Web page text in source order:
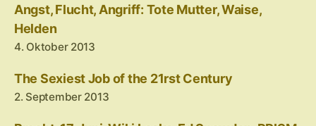
Angst, Flucht, Angriff: Tote Mutter, Waise,
Helden
4. Oktober 2013
The Sexiest Job of the 21rst Century
2. September 2013